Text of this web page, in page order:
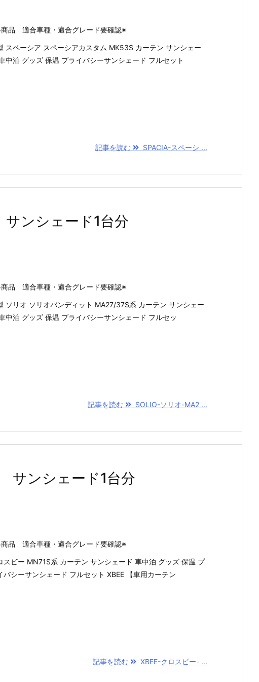
品 適合車種・適合グレード要確認※
スペーシア スペーシアカスタム MK53S カーテン サンシェー
中泊 グッズ 保温 プライバシーサンシェード フルセット
記事を読む SPACIA-スペーシ ...
ンシェード1台分
品 適合車種・適合グレード要確認※
ソリオ ソリオバンディット MA27/37S系 カーテン サンシェー
中泊 グッズ 保温 プライバシーサンシェード フルセッ
記事を読む SOLIO-ソリオ-MA2 ...
サンシェード1台分
品 適合車種・適合グレード要確認※
スビー MN71S系 カーテン サンシェード 車中泊 グッズ 保温 プ
バシーサンシェード フルセット XBEE 【車用カーテン
記事を読む XBEE-クロスビー- ...